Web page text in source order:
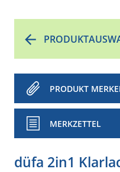
PRODUKT
MERKZETTEL
düfa 2in1